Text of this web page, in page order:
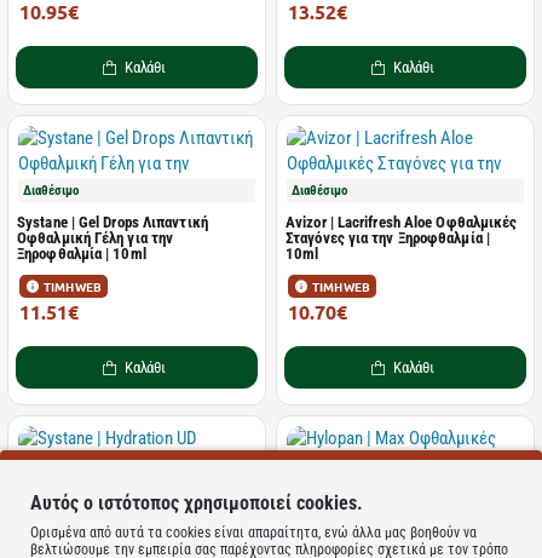
10.95€
Καλάθι
13.52€
Καλάθι
Διαθέσιμο
Systane | Gel Drops Λιπαντική
Οφθαλμική Γέλη για την
Ξηροφθαλμία | 10ml
ΤΙΜΗ WEB
11.51€
Καλάθι
Διαθέσιμο
Avizor | Lacrifresh Aloe Οφθαλμικές
Σταγόνες για την Ξηροφθαλμία |
10ml
ΤΙΜΗ WEB
10.70€
Καλάθι
Διαθέσιμο
Systane | Hydration UD Λιπαντικές
Hylopan | Max Οφθαλμικές Σταγόνες
Αυτός ο ιστότοπος χρησιμοποιεί cookies.
Ορισμένα από αυτά τα cookies είναι απαραίτητα, ενώ άλλα μας βοηθούν να
βελτιώσουμε την εμπειρία σας παρέχοντας πληροφορίες σχετικά με τον τρόπο